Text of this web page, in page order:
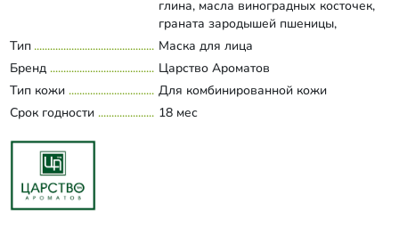
глина, масла виноградных косточек,
граната зародышей пшеницы,
зародышей риса, эмолент Cetiol® CC,
морской коллаген, фильтрат муцина
улитки, моностеарат глицерина,
экстракты лаванды, зеленого чая, Д-
пантенол, аллантоин, консервант
Развернуть состав
Тип
Маска для лица
Бренд
Царство Ароматов
Тип кожи
Для комбинированной кожи
Срок годности
18 мес